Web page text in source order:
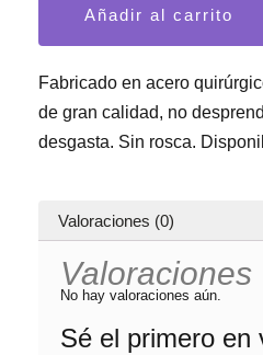
Añadir al carrito
Fabricado en acero
de gran calidad, no
desgasta. Sin rosca.
Valoraciones (0)
Valoraciones
No hay valoraciones aún.
Sé el primero en